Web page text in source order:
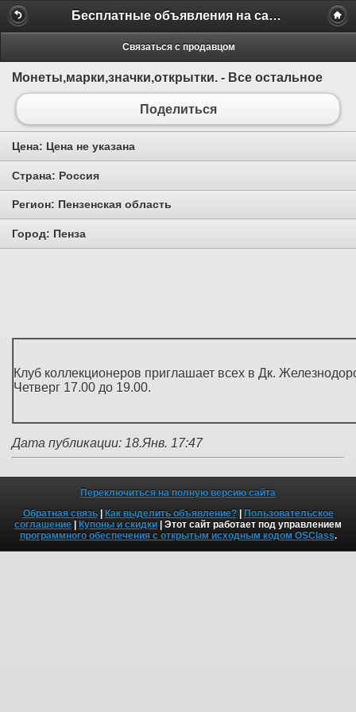
Бесплатные объявления на сайте MILAMO.ru
Связаться с продавцом
Монеты,марки,значки,открытки. - Все остальное
Поделиться
Цена: Цена не указана
Страна: Россия
Регион: Пензенская область
Город: Пенза
Клуб коллекционеров приглашает всех в Дк.
Четверг 17.00 до 19.00.
Дата публикации: 18.Янв. 17:47
Переключиться на полную версию сайта
Обратная связь| Как выделить объявление?| Пользовательское
соглашение | Купоны и скидки | Этот сайт работает под управлением
программного обеспечения с открытым исходным кодом OSClass.